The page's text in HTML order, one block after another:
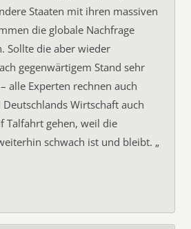
Staaten mit ihren massiven
die globale Nachfrage
Sollte die aber wieder
gegenwärtigem Stand sehr
alle Experten rechnen auch
Wirtschaft auch
Talfahrt gehen, weil die
schwach ist und bleibt. „